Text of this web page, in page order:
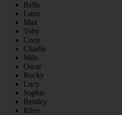
Bella
Luna
Max
Toby
Coco
Charlie
Milo
Oscar
Rocky
Lucy
Sophie
Bentley
Riley